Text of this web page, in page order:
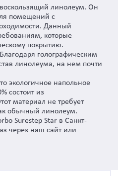
линолеум. Он
помещений с
Данный
которые
покрытию.
голографическим
линолеума, на нем почти
экологичное напольное
состоит из
материал не требует
обычный линолеум.
Surestep Star в Санкт-
через наш сайт или